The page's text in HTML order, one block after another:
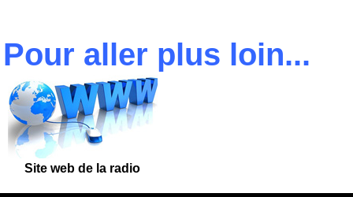
Pour aller plus loin...
Site web de la radio